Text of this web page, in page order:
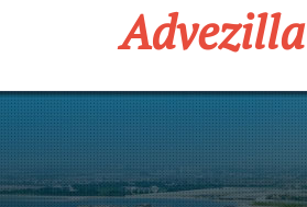
Advezilla